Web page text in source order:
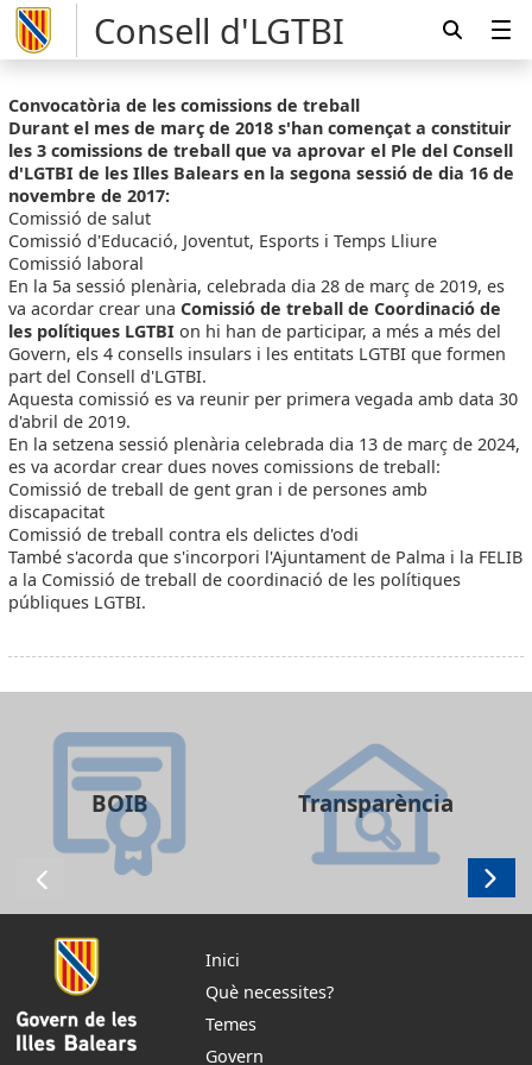
Consell d'LGTBI
Convocatòria de les comissions de treball
Durant el mes de març de 2018 s'han començat a constituir
les 3 comissions de treball que va aprovar el Ple del Consell
d'LGTBI de les Illes Balears en la segona sessió de dia 16 de
novembre de 2017:
Comissió de salut
Comissió d'Educació, Joventut, Esports i Temps Lliure
Comissió laboral
En la 5a sessió plenària, celebrada dia 28 de març de 2019, es
va acordar crear unaComissió de treball de Coordinació de
les polítiques LGTBI on hi han de participar, a més a més del
Govern, els 4 consells insulars i les entitats LGTBI que formen
part del Consell d'LGTBI.
Aquesta comissió es va reunir per primera vegada amb data 30
d'abril de 2019.
En la setzena sessió plenària celebrada dia 13 de març de 2024,
es va acordar crear dues noves comissions de treball:
Comissió de treball de gent gran i de persones amb
discapacitat
Comissió de treball contra els delictes d'odi
També s'acorda que s'incorpori l'Ajuntament de Palma i la FELIB
a la Comissió de treball de coordinació de les polítiques
públiques LGTBI.
BOIB Transparència
Inici
Què necessites?
Temes
Govern